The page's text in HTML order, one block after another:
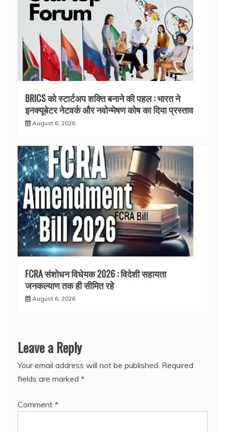
BRICS को स्टार्टअप शक्ति बनाने की पहल : भारत ने
इनक्यूबेटर नेटवर्क और नवोन्मेषण कोष का दिया प्रस्ताव
August 6, 2026
FCRA संशोधन विधेयक 2026 : विदेशी सहायता
जनकल्याण तक ही सीमित रहे
August 6, 2026
Leave a Reply
Your email address will not be published. Required
fields are marked *
Comment *